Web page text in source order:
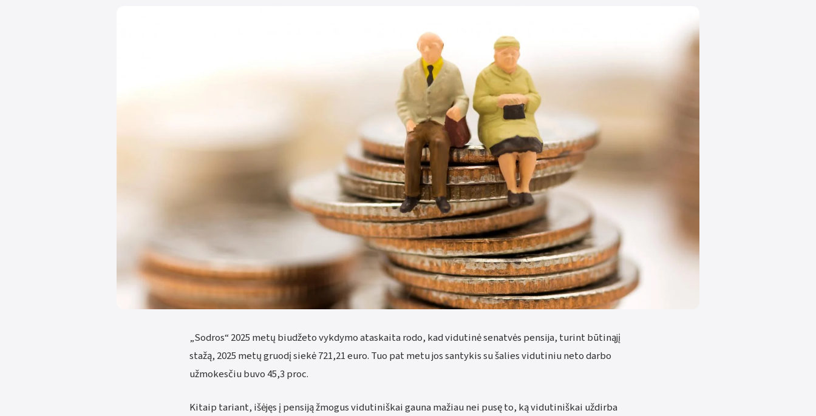
„Sodros“ 2025 metų biudžeto vykdymo ataskaita rodo, kad vidutinė senatvės pensija, turint būtinąjį
stažą, 2025 metų gruodį siekė 721,21 euro. Tuo pat metu jos santykis su šalies vidutiniu neto darbo
užmokesčiu buvo 45,3 proc.
Kitaip tariant, išėjęs į pensiją žmogus vidutiniškai gauna mažiau nei pusę to, ką vidutiniškai uždirba